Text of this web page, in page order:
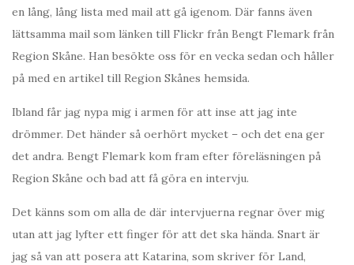
en lång, lång lista med mail att gå igenom. Där fanns även
lättsamma mail som länken till Flickr från Bengt Flemark från
Region Skåne. Han besökte oss för en vecka sedan och håller
på med en artikel till Region Skånes hemsida.
Ibland får jag nypa mig i armen för att inse att jag inte
drömmer. Det händer så oerhört mycket – och det ena ger
det andra. Bengt Flemark kom fram efter föreläsningen på
Region Skåne och bad att få göra en intervju.
Det känns som om alla de där intervjuerna regnar över mig
utan att jag lyfter ett finger för att det ska hända. Snart är
jag så van att posera att Katarina, som skriver för Land,